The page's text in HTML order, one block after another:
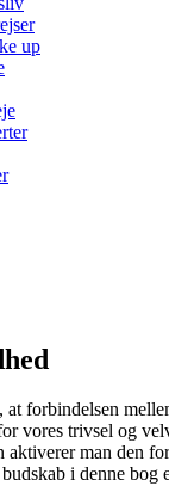
up
at forbindelsen
vores trivsel og
aktiverer man den
i denne bog